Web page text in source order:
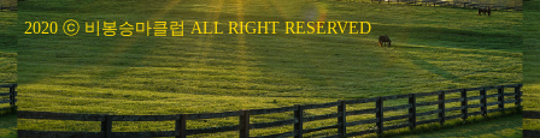
2020 ⓒ 비봉승마클럽 ALL RIGHT RESERVED